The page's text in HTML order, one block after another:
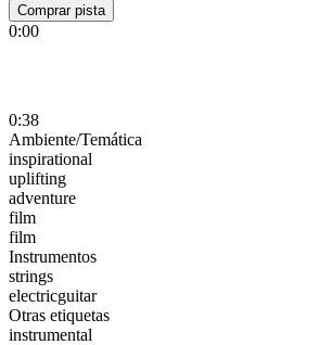
Comprar pista
0:00
0:38
Ambiente/Temática
inspirational
uplifting
adventure
film
film
Instrumentos
strings
electricguitar
Otras etiquetas
instrumental